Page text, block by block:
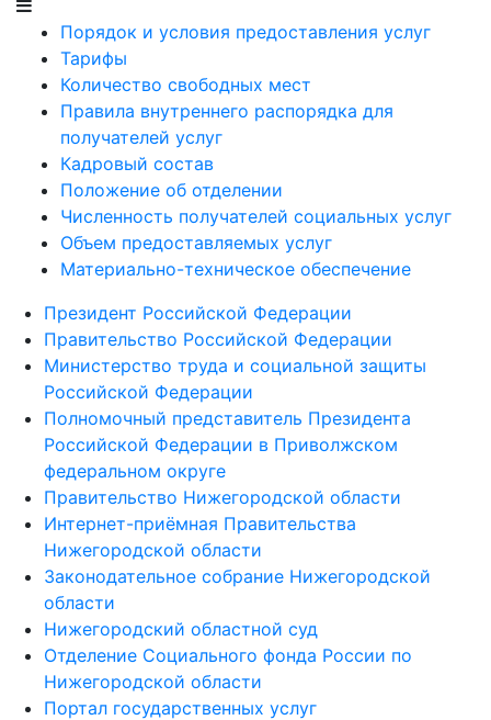
Порядок и условия предоставления услуг
Тарифы
Количество свободных мест
Правила внутреннего распорядка для
получателей услуг
Кадровый состав
Положение об отделении
Численность получателей социальных услуг
Объем предоставляемых услуг
Материально-техническое обеспечение
Президент Российской Федерации
Правительство Российской Федерации
Министерство труда и социальной защиты
Российской Федерации
Полномочный представитель Президента
Российской Федерации в Приволжском
федеральном округе
Правительство Нижегородской области
Интернет-приёмная Правительства
Нижегородской области
Законодательное собрание Нижегородской
области
Нижегородский областной суд
Отделение Социального фонда России по
Нижегородской области
Портал государственных услуг